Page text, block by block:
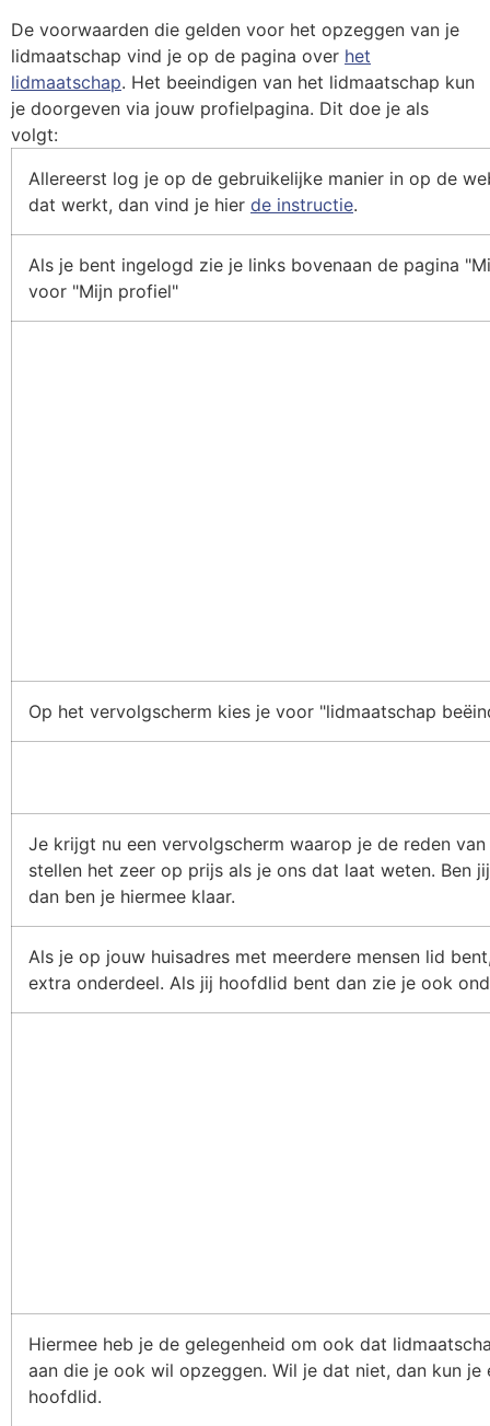
De voorwaarden die gelden voor het opzeggen van je
lidmaatschap vind je op de pagina over het
lidmaatschap. Het beeindigen van het lidmaatschap kun
je doorgeven via jouw profielpagina. Dit doe je als
volgt:
Allereerst log je op de gebruikelijke manier in op de
dat werkt, dan vind je hier de instructie.
Als je bent ingelogd zie je links bovenaan de pagina
voor "Mijn profiel"
Op het vervolgscherm kies je voor "lidmaatschap
Je krijgt nu een vervolgscherm waarop je de reden
stellen het zeer op prijs als je ons dat laat weten. Ben
dan ben je hiermee klaar.
Als je op jouw huisadres met meerdere mensen lid
extra onderdeel. Als jij hoofdlid bent dan zie je ook
Hiermee heb je de gelegenheid om ook dat
aan die je ook wil opzeggen. Wil je dat niet, dan kun je
hoofdlid.